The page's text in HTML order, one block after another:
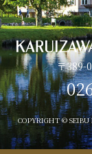
〒389-
COPYRIGHT © SEIBU